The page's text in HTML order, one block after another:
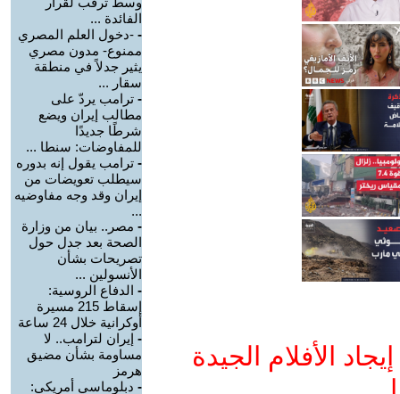
الأفلام الجيدة
الفائدة ...
- -دخول العلم المصري
ممنوع- مدون مصري
يثير جدلاً في منطقة
سقار ...
- ترامب يردّ على
مطالب إيران ويضع
شرطًا جديدًا
للمفاوضات: سنطا ...
- ترامب يقول إنه بدوره
سيطلب تعويضات من
إيران وقد وجه مفاوضيه
...
- مصر.. بيان من وزارة
الصحة بعد جدل حول
تصريحات بشأن
الأنسولين ...
- الدفاع الروسية:
إسقاط 215 مسيرة
أوكرانية خلال 24 ساعة
- إيران لترامب.. لا
مساومة بشأن مضيق
هرمز
- دبلوماسي أمريكي: